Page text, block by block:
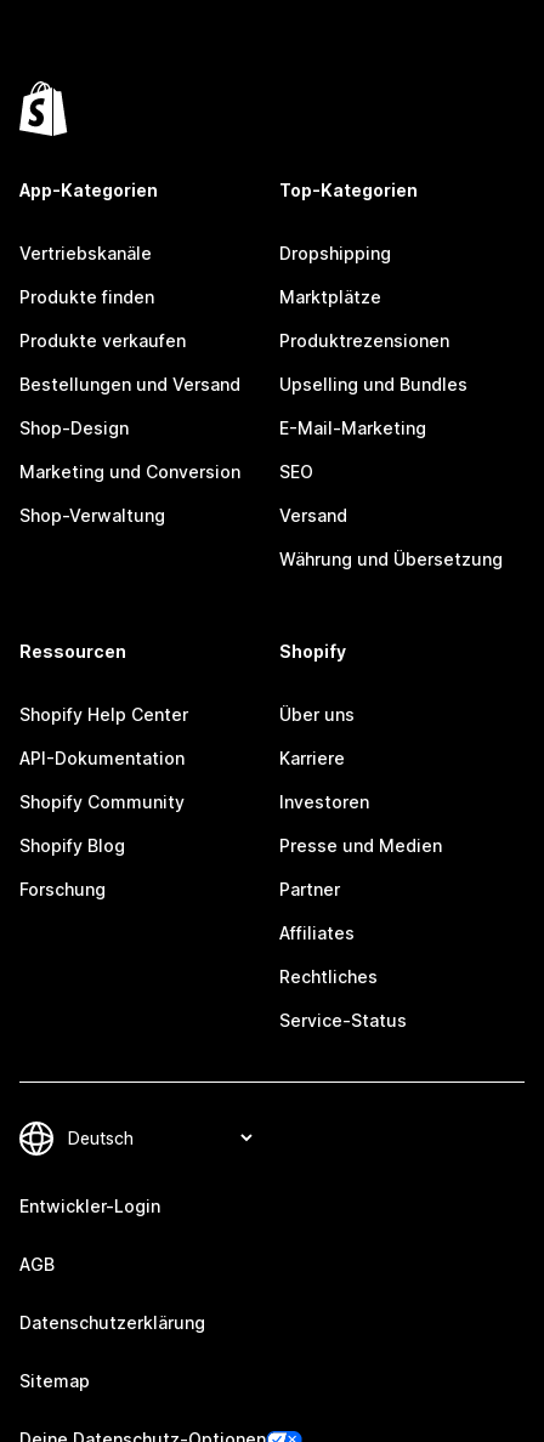
App-Kategorien
Vertriebskanäle
Produkte finden
Produkte verkaufen
Bestellungen und Versand
Shop-Design
Marketing und Conversion
Shop-Verwaltung
Top-Kategorien
Dropshipping
Marktplätze
Produktrezensionen
Upselling und Bundles
E-Mail-Marketing
SEO
Versand
Währung und Übersetzung
Ressourcen
Shopify Help Center
API-Dokumentation
Shopify Community
Shopify Blog
Forschung
Shopify
Über uns
Karriere
Investoren
Presse und Medien
Partner
Affiliates
Rechtliches
Service-Status
Entwickler-Login
AGB
Datenschutzerklärung
Sitemap